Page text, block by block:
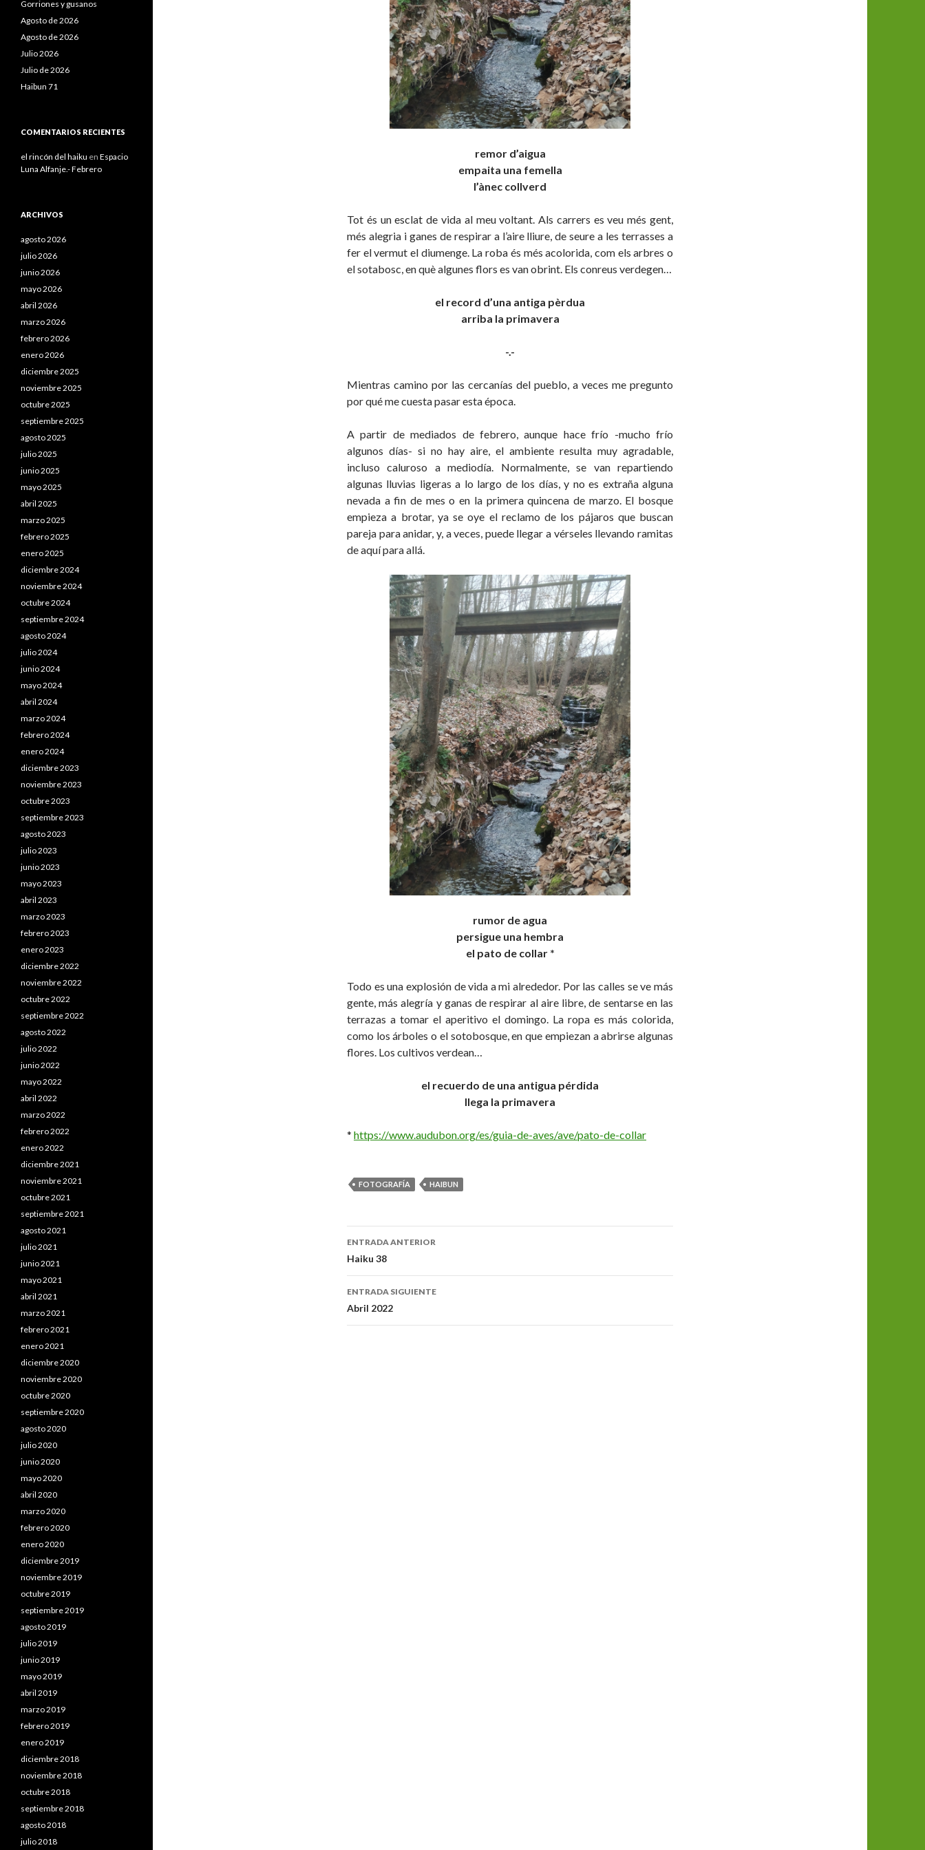
remor d’aigua
empaita una femella
l’ànec collverd
Tot és un esclat de vida al meu voltant. Als carrers es veu més gent,
més alegria i ganes de respirar a l’aire lliure, de seure a les terrasses a
fer el vermut el diumenge. La roba és més acolorida, com els arbres o
el sotabosc, en què algunes flors es van obrint. Els conreus verdegen…
el record d’una antiga pèrdua
arriba la primavera
-.-
Mientras camino por las cercanías del pueblo, a veces me pregunto
por qué me cuesta pasar esta época.
A partir de mediados de febrero, aunque hace frío -mucho frío
algunos días- si no hay aire, el ambiente resulta muy agradable,
incluso caluroso a mediodía. Normalmente, se van repartiendo
algunas lluvias ligeras a lo largo de los días, y no es extraña alguna
nevada a fin de mes o en la primera quincena de marzo. El bosque
empieza a brotar, ya se oye el reclamo de los pájaros que buscan
pareja para anidar, y, a veces, puede llegar a vérseles llevando ramitas
de aquí para allá.
rumor de agua
persigue una hembra
el pato de collar *
Todo es una explosión de vida a mi alrededor. Por las calles se ve más
gente, más alegría y ganas de respirar al aire libre, de sentarse en las
terrazas a tomar el aperitivo el domingo. La ropa es más colorida,
como los árboles o el sotobosque, en que empiezan a abrirse algunas
flores. Los cultivos verdean…
el recuerdo de una antigua pérdida
llega la primavera
* https://www.audubon.org/es/guia-de-aves/ave/pato-de-collar
FOTOGRAFÍA HAIBUN
Navegación
de
entradas
ENTRADA ANTERIOR
Haiku 38
ENTRADA SIGUIENTE
Abril 2022
Gorriones y gusanos
Agosto de 2026
Agosto de 2026
Julio 2026
Julio de 2026
Haibun 71
COMENTARIOS RECIENTES
el rincón del haiku en Espacio
Luna Alfanje.- Febrero
ARCHIVOS
agosto 2026
julio 2026
junio 2026
mayo 2026
abril 2026
marzo 2026
febrero 2026
enero 2026
diciembre 2025
noviembre 2025
octubre 2025
septiembre 2025
agosto 2025
julio 2025
junio 2025
mayo 2025
abril 2025
marzo 2025
febrero 2025
enero 2025
diciembre 2024
noviembre 2024
octubre 2024
septiembre 2024
agosto 2024
julio 2024
junio 2024
mayo 2024
abril 2024
marzo 2024
febrero 2024
enero 2024
diciembre 2023
noviembre 2023
octubre 2023
septiembre 2023
agosto 2023
julio 2023
junio 2023
mayo 2023
abril 2023
marzo 2023
febrero 2023
enero 2023
diciembre 2022
noviembre 2022
octubre 2022
septiembre 2022
agosto 2022
julio 2022
junio 2022
mayo 2022
abril 2022
marzo 2022
febrero 2022
enero 2022
diciembre 2021
noviembre 2021
octubre 2021
septiembre 2021
agosto 2021
julio 2021
junio 2021
mayo 2021
abril 2021
marzo 2021
febrero 2021
enero 2021
diciembre 2020
noviembre 2020
octubre 2020
septiembre 2020
agosto 2020
julio 2020
junio 2020
mayo 2020
abril 2020
marzo 2020
febrero 2020
enero 2020
diciembre 2019
noviembre 2019
octubre 2019
septiembre 2019
agosto 2019
julio 2019
junio 2019
mayo 2019
abril 2019
marzo 2019
febrero 2019
enero 2019
diciembre 2018
noviembre 2018
octubre 2018
septiembre 2018
agosto 2018
julio 2018